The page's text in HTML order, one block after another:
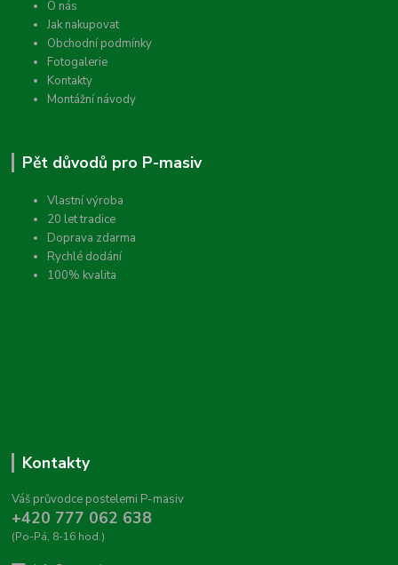
O nás
Jak nakupovat
Obchodní podmínky
Fotogalerie
Kontakty
Montážní návody
Pět důvodů pro P-masiv
Vlastní výroba
20 let tradice
Doprava zdarma
Rychlé dodání
100% kvalita
Kontakty
Váš průvodce postelemi P-masiv
+420 777 062 638
(Po-Pá, 8-16 hod.)